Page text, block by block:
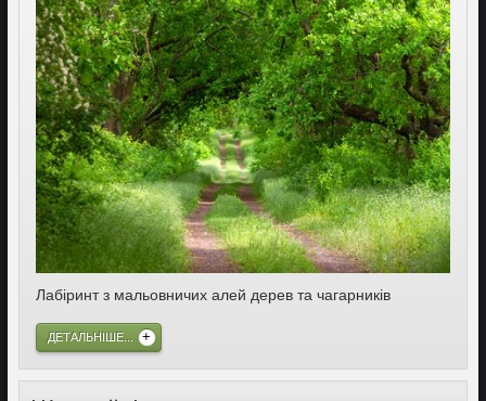
Лабіринт з мальовничих алей дерев та чагарників
ДЕТАЛЬНІШЕ...